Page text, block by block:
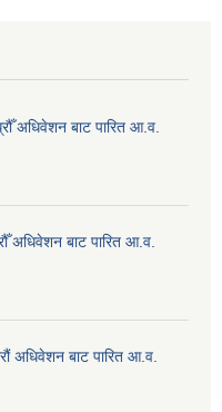
अधिवेशन बाट पारित आ.व.
अधिवेशन बाट पारित आ.व.
अधिवेशन बाट पारित आ.व.